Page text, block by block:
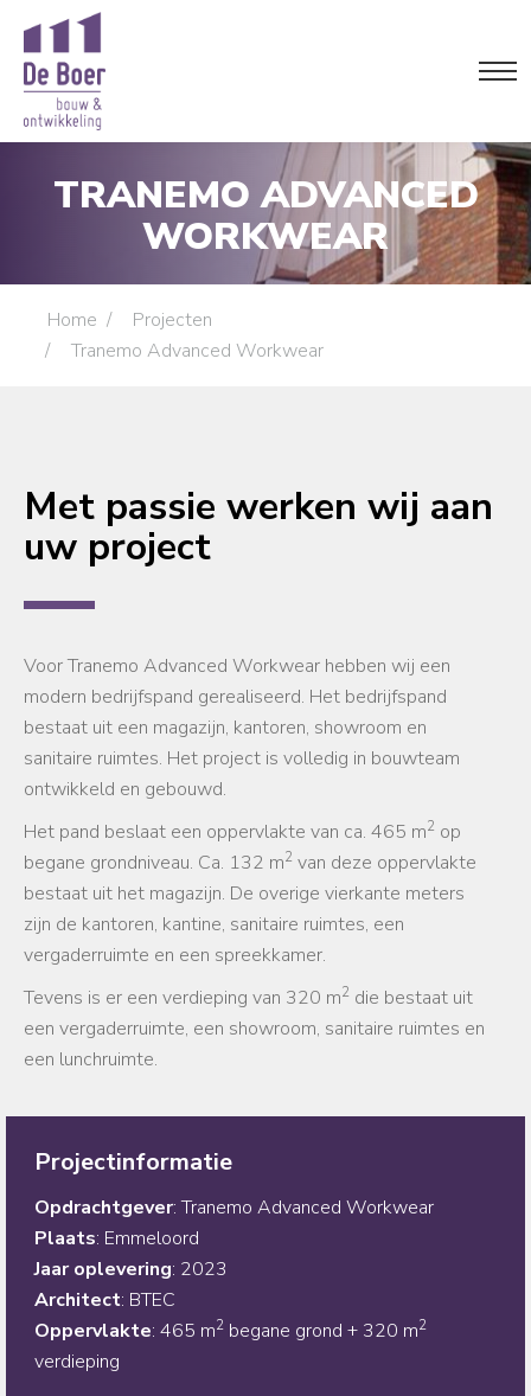
TRANEMO ADVANCED
WORKWEAR
Je bent hier:
Home
Projecten
Tranemo Advanced Workwear
Met passie werken wij aan
uw project
Voor Tranemo Advanced Workwear hebben wij een
modern bedrijfspand gerealiseerd. Het bedrijfspand
bestaat uit een magazijn, kantoren, showroom en
sanitaire ruimtes. Het project is volledig in bouwteam
ontwikkeld en gebouwd.
Het pand beslaat een oppervlakte van ca. 465 m2 op
begane grondniveau. Ca. 132 m2 van deze oppervlakte
bestaat uit het magazijn. De overige vierkante meters
zijn de kantoren, kantine, sanitaire ruimtes, een
vergaderruimte en een spreekkamer.
Tevens is er een verdieping van 320 m2 die bestaat uit
een vergaderruimte, een showroom, sanitaire ruimtes en
een lunchruimte.
Projectinformatie
Opdrachtgever: Tranemo Advanced Workwear
Plaats: Emmeloord
Jaar oplevering: 2023
Architect: BTEC
Oppervlakte: 465 m2 begane grond + 320 m2
verdieping